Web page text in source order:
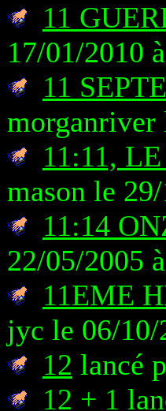
11
17/01/2010
11
morganriver
11:11,
mason le
11:14
22/05/2005
11EME
jyc le 06/10/
12 lancé
12 + 1